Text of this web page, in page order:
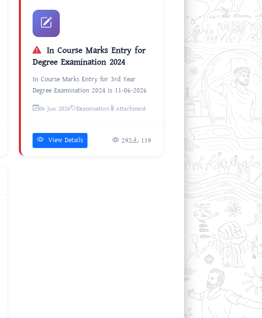
Degree Examination 2024
In Course Marks Entry for 3rd Year
Degree Examination 2024 is 11-06-2026
06 Jun 2026 Examination Attachment
View Details 292 119